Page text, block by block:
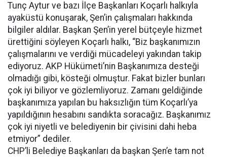
Tunç Aytur ve bazı İlçe Başkanları Koçarlı halkıyla
ayaküstü konuşarak, Şen’in çalışmaları hakkında
bilgiler aldılar. Başkan Şen’in yerel bütçeyle hizmet
ürettiğini söyleyen Koçarlı halkı, “Biz başkanımızın
çalışmalarını ve verdiği mücadeleyi yakından takip
ediyoruz. AKP Hükümeti’nin Başkanımıza desteği
olmadığı gibi, kösteği olmuştur. Fakat bizler bunları
çok iyi biliyor ve gözlemliyoruz. Zamanı geldiğinde
başkanımıza yapılan bu haksızlığın tüm Koçarlı’ya
yapıldığının hesabını sandıkta soracağız. Başkanımız
çok iyi niyetli ve belediyenin bir çivisini dahi heba
etmiyor” dediler.
CHP’li Belediye Başkanları da başkan Şen’e tam not